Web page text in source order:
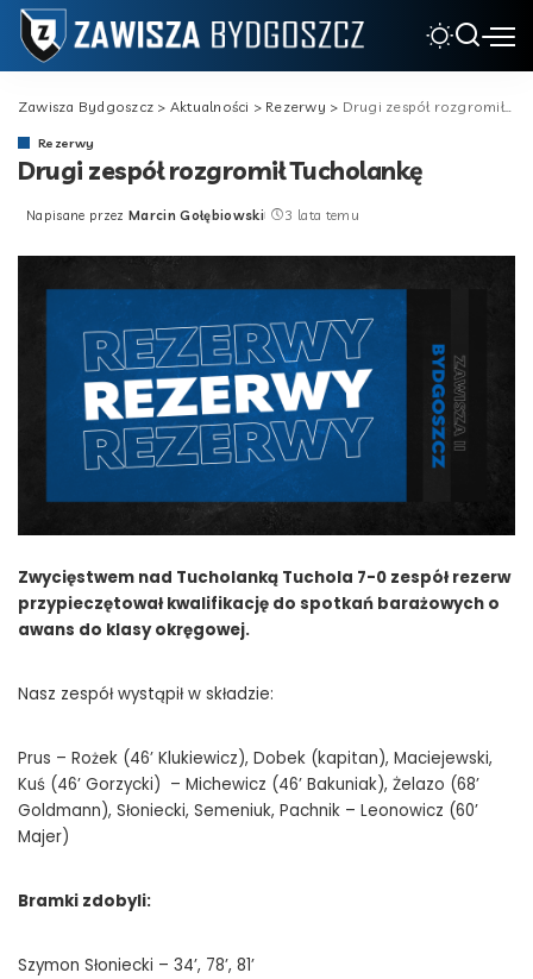
Zawisza Bydgoszcz > Aktualności > Rezerwy > Drugi zespół rozgromił Tucholankę
Rezerwy
Drugi zespół rozgromił Tucholankę
Posted
Napisane przez Marcin Gołębiowski 3 lata temu
Zwycięstwem nad Tucholanką Tuchola 7-0 zespół rezerw
przypieczętował kwalifikację do spotkań barażowych o
awans do klasy okręgowej.
Nasz zespół wystąpił w składzie:
Prus – Rożek (46’ Klukiewicz), Dobek (kapitan), Maciejewski,
Kuś (46’ Gorzycki) – Michewicz (46’ Bakuniak), Żelazo (68’
Goldmann), Słoniecki, Semeniuk, Pachnik – Leonowicz (60’
Majer)
Bramki zdobyli:
Szymon Słoniecki – 34’, 78’, 81’